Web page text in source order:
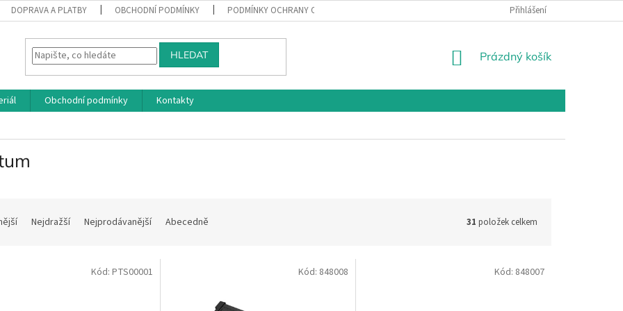
DOPRAVA A PLATBY OBCHODNÍ PODMÍNKY PODMÍNKY OCHRANY OSOBNÍCH ÚDAJŮ Přihlášení
HLEDAT
NÁKUPNÍ
Prázdný košík
Obchodní podmínky
Kontakty
Nejdražší Nejprodávanější Abecedně 31 položek celkem
Kód: PTS00001 Kód: 848008 Kód: 848007